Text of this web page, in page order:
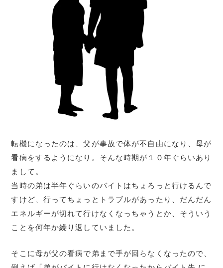
転機になったのは、父が事故で体が不自由になり、母が
看病をするようになり。そんな時期が１０年ぐらいあり
まして。
当時の弟は半年ぐらいのバイトはちょろっと行けるんで
すけど、行ってちょっとトラブルがあったり、だんだん
エネルギーが切れて行けなくなっちゃうとか、そういう
ことを何年か繰り返していました。
そこに母が父の看病で弟まで手が回らなくなったので、